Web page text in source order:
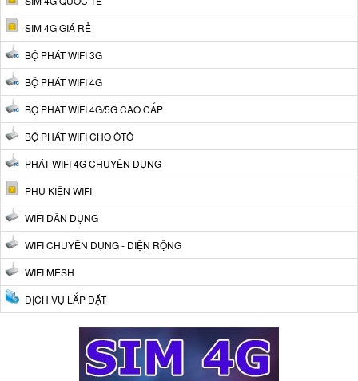
SIM 4G GIÁ RẺ
BỘ PHÁT WIFI 3G
BỘ PHÁT WIFI 4G
BỘ PHÁT WIFI 4G/5G CAO CẤP
BỘ PHÁT WIFI CHO ÔTÔ
PHÁT WIFI 4G CHUYÊN DỤNG
PHỤ KIỆN WIFI
WIFI DÂN DỤNG
WIFI CHUYÊN DỤNG - DIỆN RỘNG
WIFI MESH
DỊCH VỤ LẮP ĐẶT